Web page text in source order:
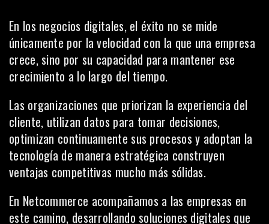
En los negocios digitales, el éxito no se mide
únicamente por la velocidad con la que una empresa
crece, sino por su capacidad para mantener ese
crecimiento a lo largo del tiempo.
Las organizaciones que priorizan la experiencia del
cliente, utilizan datos para tomar decisiones,
optimizan continuamente sus procesos y adoptan la
tecnología de manera estratégica construyen
ventajas competitivas mucho más sólidas.
En Netcommerce acompañamos a las empresas en
este camino, desarrollando soluciones digitales que